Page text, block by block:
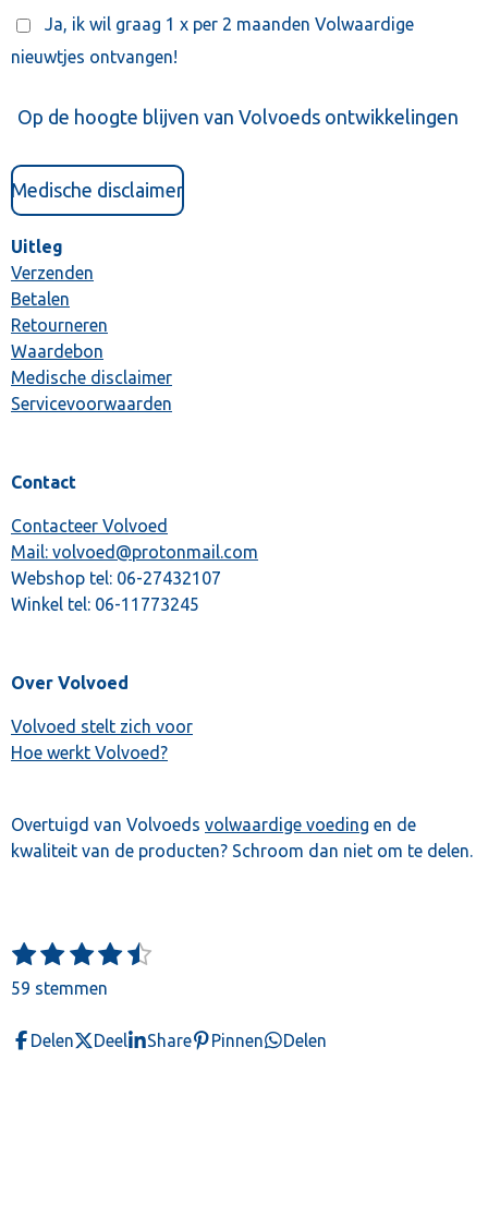
Ja, ik wil graag 1 x per 2 maanden Volwaardige
nieuwtjes ontvangen!
Op de hoogte blijven van Volvoeds ontwikkelingen
Medische disclaimer
Uitleg
Verzenden
Betalen
Retourneren
Waardebon
Medische disclaimer
Servicevoorwaarden
Contact
Contacteer Volvoed
Mail: volvoed@protonmail.com
Webshop tel: 06-27432107
Winkel tel: 06-11773245
Over Volvoed
Volvoed stelt zich voor
Hoe werkt Volvoed?
Overtuigd van Volvoeds volwaardige voeding en de
kwaliteit van de producten? Schroom dan niet om te delen.
R
a
1
s
e
r
2
s
e
3
s
e
r
4
s
e
5
e
S
m
e
59 stemmen
Delen Deel Share Pinnen Delen